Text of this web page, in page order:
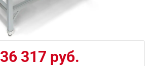
36 317 руб.